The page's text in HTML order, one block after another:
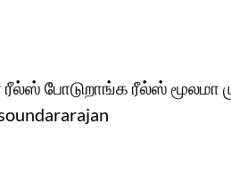
போடுறாங்க ரீல்ஸ் மூலமா